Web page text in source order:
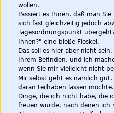
wollen.
Passiert es Ihnen, daß man
sich fast gleichzeitig jedoch
Tagesordnungspunkt
Ihnen?" eine bloße Floskel.
Das soll es hier aber nicht
Ihrem Befinden, und ich
wenn Sie mir vielleicht nicht
Mir selbst geht es nämlich
daran teilhaben lassen
Dinge, die ich nicht habe, die
freuen würde, nach denen ich